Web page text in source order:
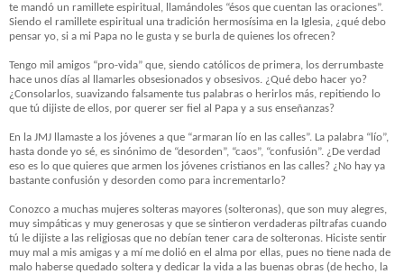
te mandó un ramillete espiritual, llamándoles “ésos que cuentan las oraciones”.
Siendo el ramillete espiritual una tradición hermosísima en la Iglesia, ¿qué debo
pensar yo, si a mi Papa no le gusta y se burla de quienes los ofrecen?
Tengo mil amigos “pro-vida” que, siendo católicos de primera, los derrumbaste
hace unos días al llamarles obsesionados y obsesivos. ¿Qué debo hacer yo?
¿Consolarlos, suavizando falsamente tus palabras o herirlos más, repitiendo lo
que tú dijiste de ellos, por querer ser fiel al Papa y a sus enseñanzas?
En la JMJ llamaste a los jóvenes a que “armaran lío en las calles”. La palabra “lío”,
hasta donde yo sé, es sinónimo de “desorden”, “caos”, “confusión”. ¿De verdad
eso es lo que quieres que armen los jóvenes cristianos en las calles? ¿No hay ya
bastante confusión y desorden como para incrementarlo?
Conozco a muchas mujeres solteras mayores (solteronas), que son muy alegres,
muy simpáticas y muy generosas y que se sintieron verdaderas piltrafas cuando
tú le dijiste a las religiosas que no debían tener cara de solteronas. Hiciste sentir
muy mal a mis amigas y a mí me dolió en el alma por ellas, pues no tiene nada de
malo haberse quedado soltera y dedicar la vida a las buenas obras (de hecho, la